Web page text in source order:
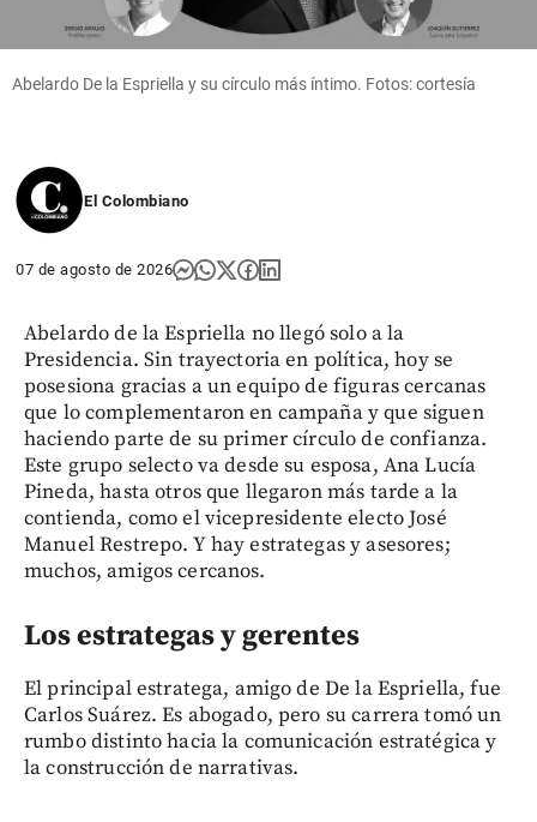
Abelardo De la Espriella y su círculo más íntimo. Fotos: cortesía
El Colombiano
07 de agosto de 2026
Abelardo de la Espriella no llegó solo a la
Presidencia. Sin trayectoria en política, hoy se
posesiona gracias a un equipo de figuras cercanas
que lo complementaron en campaña y que siguen
haciendo parte de su primer círculo de confianza.
Este grupo selecto va desde su esposa, Ana Lucía
Pineda, hasta otros que llegaron más tarde a la
contienda, como el vicepresidente electo José
Manuel Restrepo. Y hay estrategas y asesores;
muchos, amigos cercanos.
Los estrategas y gerentes
El principal estratega, amigo de De la Espriella, fue
Carlos Suárez. Es abogado, pero su carrera tomó un
rumbo distinto hacia la comunicación estratégica y
la construcción de narrativas.